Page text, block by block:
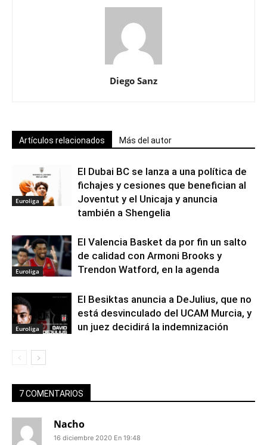
Diego Sanz
Artículos relacionados Más del autor
Euroliga
El Dubai BC se lanza a una política de
fichajes y cesiones que benefician al
Joventut y el Unicaja y anuncia
también a Shengelia
Euroliga
El Valencia Basket da por fin un salto
de calidad con Armoni Brooks y
Trendon Watford, en la agenda
Euroliga
El Besiktas anuncia a DeJulius, que no
está desvinculado del UCAM Murcia, y
un juez decidirá la indemnización
7 COMENTARIOS
Nacho
16 diciembre 2020 En 19:48